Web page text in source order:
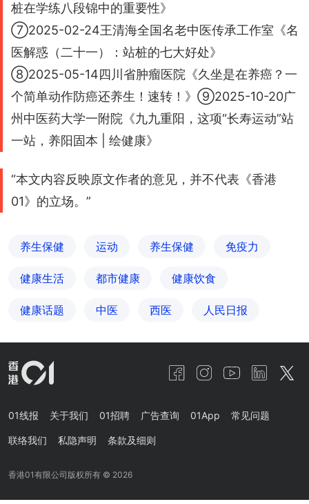
桩在学练八段锦中的重要性》
⑦2025-02-24王清海全国名老中医传承工作室《名
医解惑（二十一）：站桩的七大好处》
⑧2025-05-14四川省肿瘤医院《久坐是在养癌？一
个简单动作防癌还养生！速转！》⑨2025-10-20广
州中医药大学一附院《九九重阳，这项“长寿运动”站
一站，养阳固本 | 绘健康》
“本文内容反映原文作者的意见，并不代表《香港
01》的立场。”
养生保健 运动 养生保健 免疫力
健康生活 都市健康 健康饮食
健康话题 中医 西医 人民日报
01线报 关于我们 01招聘 广告查询 01App 常见问题
联络我们 私隐声明 条款及细则
香港01有限公司版权所有 © 2026